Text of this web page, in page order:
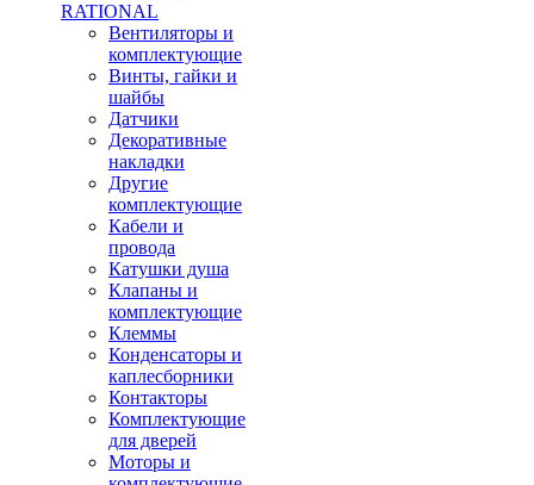
RATIONAL
Вентиляторы и
комплектующие
Винты, гайки и
шайбы
Датчики
Декоративные
накладки
Другие
комплектующие
Кабели и
провода
Катушки душа
Клапаны и
комплектующие
Клеммы
Конденсаторы и
каплесборники
Контакторы
Комплектующие
для дверей
Моторы и